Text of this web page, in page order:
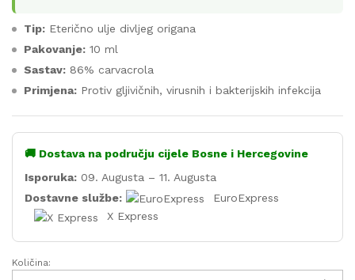
Tip: Eterično ulje divljeg origana
Pakovanje: 10 ml
Sastav: 86% carvacrola
Primjena: Protiv gljivičnih, virusnih i bakterijskih infekcija
🚚 Dostava na području cijele Bosne i Hercegovine
Isporuka: 09. Augusta – 11. Augusta
Dostavne službe:
EuroExpress
X Express
Količina: